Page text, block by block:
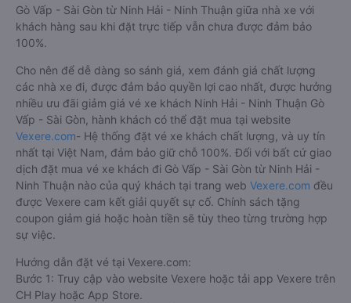
Gò Vấp - Sài Gòn từ Ninh Hải - Ninh Thuận giữa nhà xe với
khách hàng sau khi đặt trực tiếp vẫn chưa được đảm bảo
100%.
Cho nên để dễ dàng so sánh giá, xem đánh giá chất lượng
các nhà xe đi, được đảm bảo quyền lợi cao nhất, được hưởng
nhiều ưu đãi giảm giá vé xe khách Ninh Hải - Ninh Thuận Gò
Vấp - Sài Gòn, hành khách có thể đặt mua tại website
Vexere.com- Hệ thống đặt vé xe khách chất lượng, và uy tín
nhất tại Việt Nam, đảm bảo giữ chỗ 100%. Đối với bất cứ giao
dịch đặt mua vé xe khách đi Gò Vấp - Sài Gòn từ Ninh Hải -
Ninh Thuận nào của quý khách tại trang web Vexere.com đều
được Vexere cam kết giải quyết sự cố. Chính sách tặng
coupon giảm giá hoặc hoàn tiền sẽ tùy theo từng trường hợp
sự việc.
Hướng dẫn đặt vé tại Vexere.com:
Bước 1: Truy cập vào website Vexere hoặc tải app Vexere trên
CH Play hoặc App Store.